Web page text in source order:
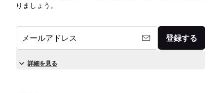
りましょう。
メールアドレス 登録する
詳細を見る